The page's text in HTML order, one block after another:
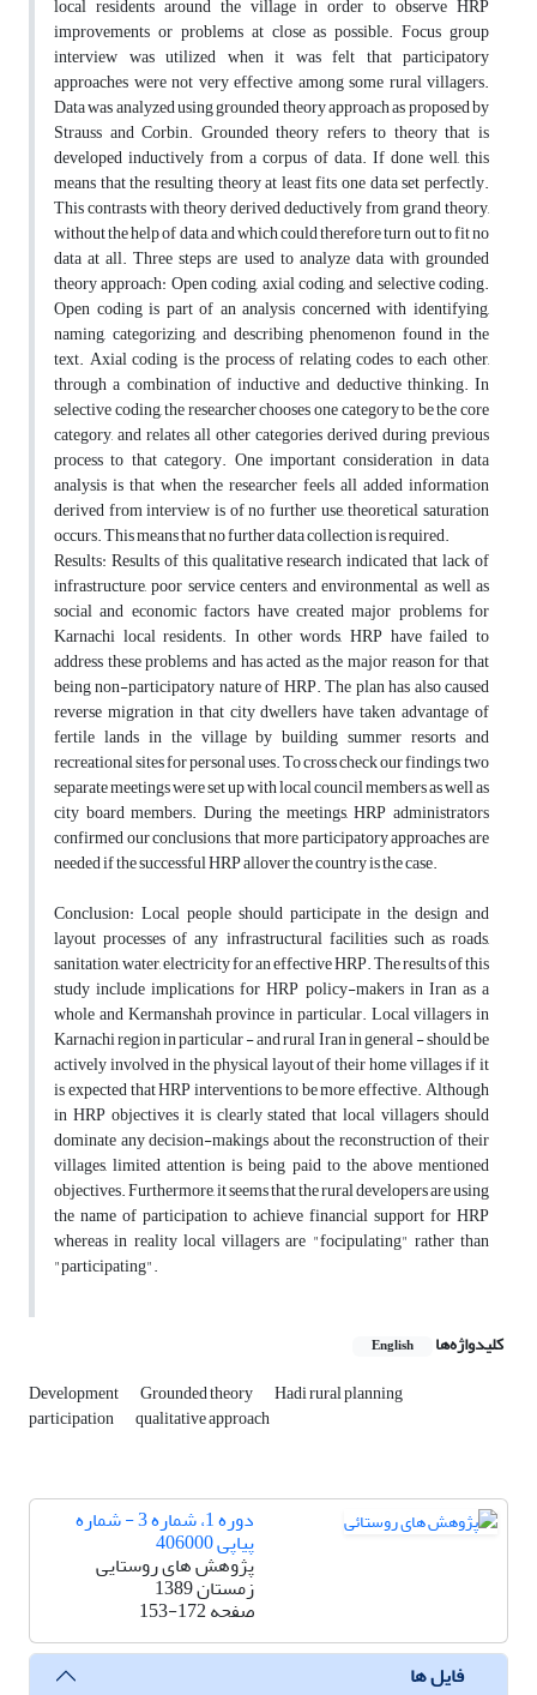
local residents around the village in order to observe HRP
improvements or problems at close as possible. Focus group
interview was utilized when it was felt that participatory
approaches were not very effective among some rural villagers.
Data was analyzed using grounded theory approach as proposed by
Strauss and Corbin. Grounded theory refers to theory that is
developed inductively from a corpus of data. If done well, this
means that the resulting theory at least fits one data set perfectly.
This contrasts with theory derived deductively from grand theory,
without the help of data, and which could therefore turn out to fit no
data at all. Three steps are used to analyze data with grounded
theory approach: Open coding, axial coding, and selective coding.
Open coding is part of an analysis concerned with identifying,
naming, categorizing, and describing phenomenon found in the
text. Axial coding is the process of relating codes to each other,
through a combination of inductive and deductive thinking. In
selective coding, the researcher chooses one category to be the core
category, and relates all other categories derived during previous
process to that category. One important consideration in data
analysis is that when the researcher feels all added information
derived from interview is of no further use, theoretical saturation
occurs. This means that no further data collection is required.
Results: Results of this qualitative research indicated that lack of
infrastructure, poor service centers, and environmental as well as
social and economic factors have created major problems for
Karnachi local residents. In other words, HRP have failed to
address these problems and has acted as the major reason for that
being non-participatory nature of HRP. The plan has also caused
reverse migration in that city dwellers have taken advantage of
fertile lands in the village by building summer resorts and
recreational sites for personal uses. To cross check our findings, two
separate meetings were set up with local council members as well as
city board members. During the meetings, HRP administrators
confirmed our conclusions, that more participatory approaches are
needed if the successful HRP allover the country is the case.
Conclusion: Local people should participate in the design and
layout processes of any infrastructural facilities such as roads,
sanitation, water, electricity for an effective HRP. The results of this
study include implications for HRP policy-makers in Iran as a
whole and Kermanshah province in particular. Local villagers in
Karnachi region in particular - and rural Iran in general - should be
actively involved in the physical layout of their home villages if it
is expected that HRP interventions to be more effective. Although
in HRP objectives it is clearly stated that local villagers should
dominate any decision-makings about the reconstruction of their
villages, limited attention is being paid to the above mentioned
objectives. Furthermore, it seems that the rural developers are using
the name of participation to achieve financial support for HRP
whereas in reality local villagers are "focipulating" rather than
"participating".
کلیدواژه‌ها English
Development Grounded theory Hadi rural planning
participation qualitative approach
دوره 1، شماره 3 - شماره
پیاپی 406000
پژوهش های روستایی
زمستان 1389
صفحه153-172
فایل ها